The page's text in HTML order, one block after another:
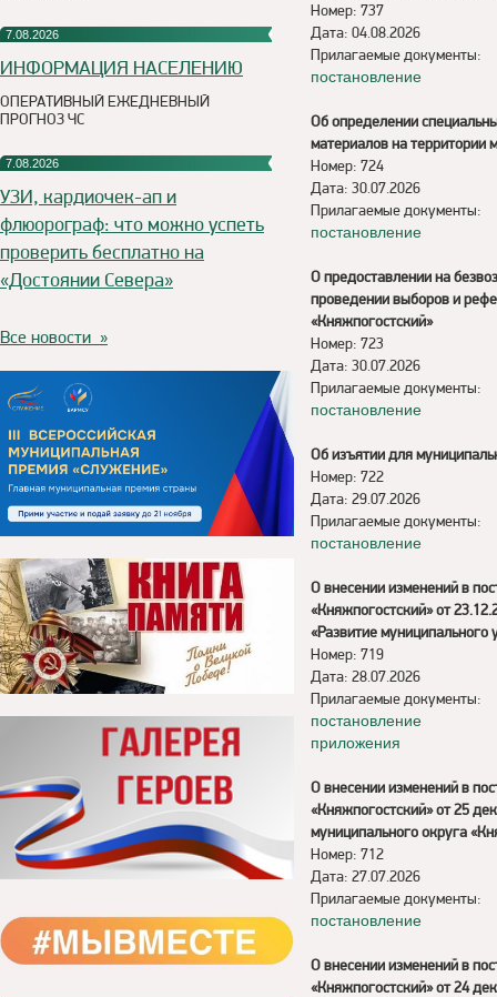
7.08.2026
ИНФОРМАЦИЯ НАСЕЛЕНИЮ
ОПЕРАТИВНЫЙ ЕЖЕДНЕВНЫЙ
ПРОГНОЗ ЧС
7.08.2026
УЗИ, кардиочек-ап и
флюорограф: что можно успеть
проверить бесплатно на
«Достоянии Севера»
Все новости »
Номер: 737
Дата: 04.08.2026
Прилагаемые документы:
постановление
Об определении
материалов на территории
Номер: 724
Дата: 30.07.2026
Прилагаемые документы:
постановление
О предоставлении на
проведении выборов и
«Княжпогостский»
Номер: 723
Дата: 30.07.2026
Прилагаемые документы:
постановление
Об изъятии для
Номер: 722
Дата: 29.07.2026
Прилагаемые документы:
постановление
О внесении изменений в
«Княжпогостский» от
«Развитие муниципального
Номер: 719
Дата: 28.07.2026
Прилагаемые документы:
постановление
приложения
О внесении изменений в
«Княжпогостский» от 25
муниципального округа
Номер: 712
Дата: 27.07.2026
Прилагаемые документы:
постановление
О внесении изменений в
«Княжпогостский» от 24